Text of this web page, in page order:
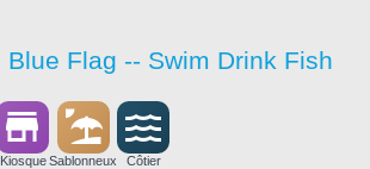
Blue Flag -- Swim Drink Fish
Kiosque Sablonneux Côtier